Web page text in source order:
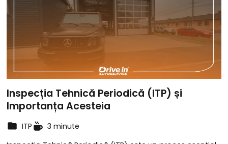
Inspecția Tehnică Periodică (ITP) și
Importanța Acesteia
ITP
3 minute